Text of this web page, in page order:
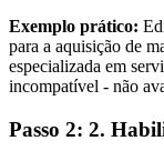
Exemplo prático:
para a aquisição de
especializada em
incompatível - não
Passo 2: 2.